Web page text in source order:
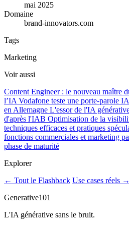
mai 2025
Domaine
brand-innovators.com
Tags
Marketing
Voir aussi
Content Engineer : le nouveau maître
l’IA Vodafone teste une porte-parole
en Allemagne L'essor de l'IA
d'après l'IAB Optimisation de la
techniques efficaces et pratiques
fonctions commerciales et marketing
phase de maturité
Explorer
← Tout le Flashback Use cases réels →
Generative101
L'IA générative sans le bruit.